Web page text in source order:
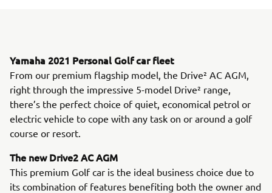
Yamaha 2021 Personal Golf car fleet
From our premium flagship model, the Drive² AC AGM,
right through the impressive 5-model Drive² range,
there’s the perfect choice of quiet, economical petrol or
electric vehicle to cope with any task on or around a golf
course or resort.
The new Drive2 AC AGM
This premium Golf car is the ideal business choice due to
its combination of features benefiting both the owner and